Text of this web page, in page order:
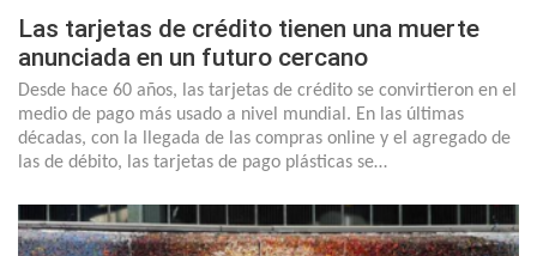
Las tarjetas de crédito tienen una muerte
anunciada en un futuro cercano
Desde hace 60 años, las tarjetas de crédito se convirtieron en el
medio de pago más usado a nivel mundial. En las últimas
décadas, con la llegada de las compras online y el agregado de
las de débito, las tarjetas de pago plásticas se…